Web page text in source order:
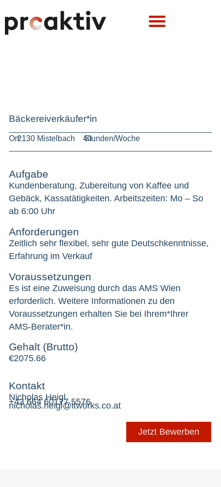
Bäckereiverkäufer*in
Ort:2130 Mistelbach 40
Stunden/Woche
Aufgabe
Kundenberatung, Zubereitung von Kaffee und
Gebäck, Kassatätigkeiten. Arbeitszeiten: Mo – So
ab 6:00 Uhr
Anforderungen
Zeitlich sehr flexibel, sehr gute Deutschkenntnisse,
Erfahrung im Verkauf
Voraussetzungen
Es ist eine Zuweisung durch das AMS Wien
erforderlich. Weitere Informationen zu den
Voraussetzungen erhalten Sie bei Ihrem*Ihrer
AMS-Berater*in.
Gehalt (Brutto)
€2075.66
Kontakt
Nicholas Heigl
+43 664 60177 5576
nicholas.heigl@itworks.co.at
Jetzt Bewerben